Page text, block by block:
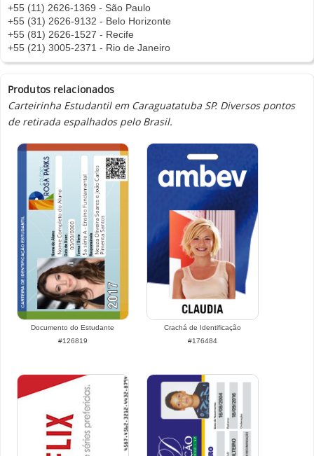
+55 (11) 2626-1369 - São Paulo
+55 (31) 2626-9132 - Belo Horizonte
+55 (81) 2626-1527 - Recife
+55 (21) 3005-2371 - Rio de Janeiro
Produtos relacionados
Carteirinha Estudantil em Caraguatatuba SP. Diversos pontos
de retirada espalhados pelo Brasil.
Documento do Estudante
#126819
Crachá de Identificação
#176484